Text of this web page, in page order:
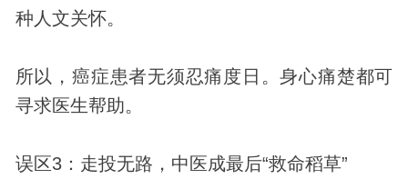
种 人文关怀。
所以，癌症患者无须忍痛度日。身心痛楚都可
寻求医生帮助。
误区3：走投无路，中医成最后“救命稻草”